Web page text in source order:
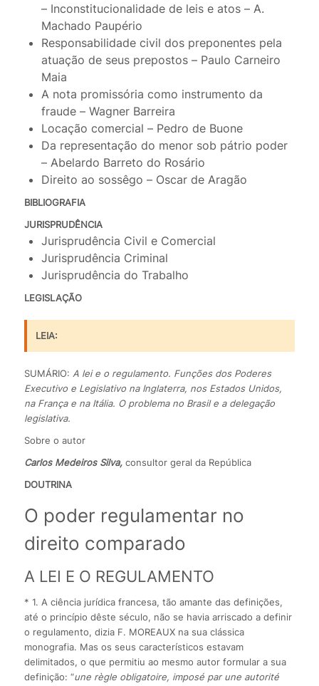
– Inconstitucionalidade de leis e atos – A.
Machado Paupério
Responsabilidade civil dos preponentes pela
atuação de seus prepostos – Paulo Carneiro
Maia
A nota promissória como instrumento da
fraude – Wagner Barreira
Locação comercial – Pedro de Buone
Da representação do menor sob pátrio poder
– Abelardo Barreto do Rosário
Direito ao sossêgo – Oscar de Aragão
BIBLIOGRAFIA
JURISPRUDÊNCIA
Jurisprudência Civil e Comercial
Jurisprudência Criminal
Jurisprudência do Trabalho
LEGISLAÇÃO
LEIA:
SUMÁRIO: A lei e o regulamento. Funções dos Poderes
Executivo e Legislativo na Inglaterra, nos Estados Unidos,
na França e na Itália. O problema no Brasil e a delegação
legislativa.
Sobre o autor
Carlos Medeiros Silva,consultor geral da República
DOUTRINA
O poder regulamentar no
direito comparado
A LEI E O REGULAMENTO
* 1. A ciência jurídica francesa, tão amante das definições,
até o princípio dêste século, não se havia arriscado a definir
o regulamento, dizia F. MOREAUX na sua clássica
monografia. Mas os seus característicos estavam
delimitados, o que permitiu ao mesmo autor formular a sua
definição: “une règle obligatoire, imposé par une autorité